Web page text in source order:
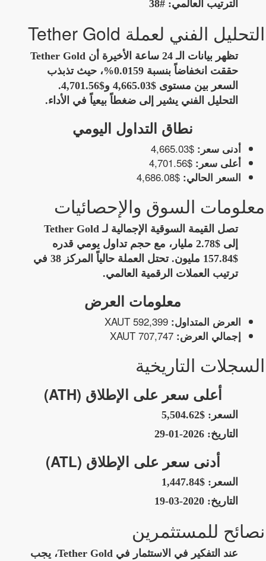
الترتيب العالمي: #38
التحليل الفني لعملة Tether Gold
تظهر بيانات الـ 24 ساعة الأخيرة أن Tether Gold
حققت انخفاضاً بنسبة 0.0159%، حيث تذبذب
السعر بين مستوى $4,665.03 و$4,701.56.
التحليل الفني يشير إلى ضغطاً بيعياً في الأداء.
نطاق التداول اليومي
أدنى سعر: $4,665.03
أعلى سعر: $4,701.56
السعر الحالي: $4,686.08
معلومات السوق والإحصائيات
تصل القيمة السوقية الإجمالية لـ Tether Gold
إلى $2.78 مليار، مع حجم تداول يومي قدره
$157.84 مليون. تحتل العملة حالياً المركز 38 في
ترتيب العملات الرقمية العالمي.
معلومات العرض
العرض المتداول: 592,399 XAUT
إجمالي العرض: 707,747 XAUT
السجلات التاريخية
أعلى سعر على الإطلاق (ATH)
السعر: $5,504.62
التاريخ: 2026-01-29
أدنى سعر على الإطلاق (ATL)
السعر: $1,447.84
التاريخ: 2020-03-19
نصائح للمستثمرين
عند التفكير في الاستثمار في Tether Gold، يجب